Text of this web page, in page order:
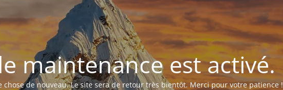
maintenance est activé.
de nouveau. Le site sera de retour très bientôt. Merci pour votre patience !